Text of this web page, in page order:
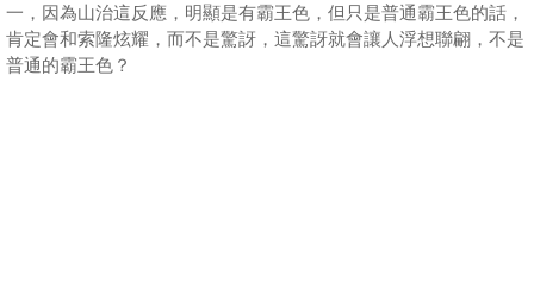
一，因為山治這反應，明顯是有霸王色，但只是普通霸王色的話，
肯定會和索隆炫耀，而不是驚訝，這驚訝就會讓人浮想聯翩，不是
普通的霸王色？